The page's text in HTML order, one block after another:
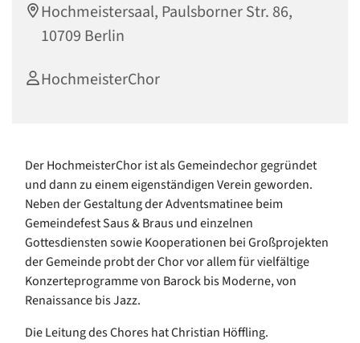
Hochmeistersaal, Paulsborner Str. 86,
10709 Berlin
HochmeisterChor
Der HochmeisterChor ist als Gemeindechor gegründet
und dann zu einem eigenständigen Verein geworden.
Neben der Gestaltung der Adventsmatinee beim
Gemeindefest Saus & Braus und einzelnen
Gottesdiensten sowie Kooperationen bei Großprojekten
der Gemeinde probt der Chor vor allem für vielfältige
Konzerteprogramme von Barock bis Moderne, von
Renaissance bis Jazz.
Die Leitung des Chores hat Christian Höffling.